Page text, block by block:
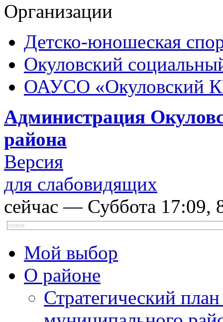
Организации
Детско-юношеская
Окуловский
ОАУСО «Окуловский
Администрация
района
Версия
для слабовидящих
сейчас — Суббота 17:09,
Мой выбор
О районе
Стратегический